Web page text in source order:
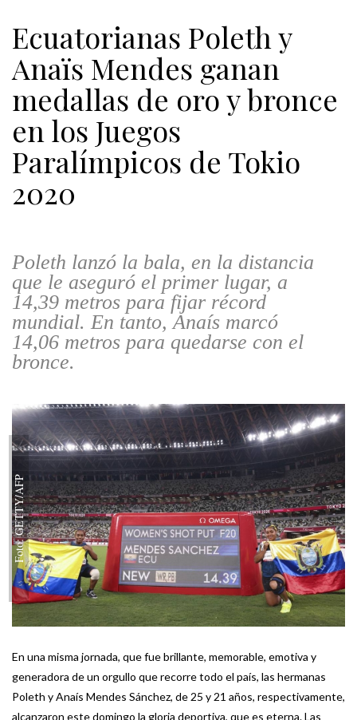
Ecuatorianas Poleth y
Anaïs Mendes ganan
medallas de oro y bronce
en los Juegos
Paralímpicos de Tokio
2020
Poleth lanzó la bala, en la distancia
que le aseguró el primer lugar, a
14,39 metros para fijar récord
mundial. En tanto, Anaís marcó
14,06 metros para quedarse con el
bronce.
Foto: GETTY/AFP
En una misma jornada, que fue brillante, memorable, emotiva y
generadora de un orgullo que recorre todo el país, las hermanas
Poleth y Anaís Mendes Sánchez, de 25 y 21 años, respectivamente,
alcanzaron este domingo la gloria deportiva, que es eterna. Las